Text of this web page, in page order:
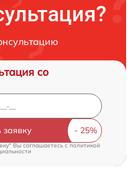
со
заявку
Вы соглашаетесь cполитикой